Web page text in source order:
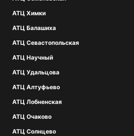
АТЦ Химки
АТЦ Балашиха
АТЦ Севастопольская
АТЦ Научный
АТЦ Удальцова
АТЦ Алтуфьево
АТЦ Лобненская
АТЦ Очаково
АТЦ Солнцево